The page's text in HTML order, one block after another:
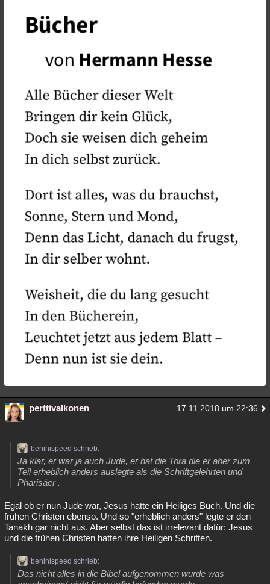
perttivalkonen 17.11.2018 um 22:36
benihispeed schrieb:
Ja klar, er war ja auch Jude, er hat die Tora die er aber zum
Teil erheblich anders auslegte als die Schriftgelehrten und
Pharisäer .
Egal ob er nun Jude war, Jesus hatte ein Heiliges Buch. Und die
frühen Christen ebenso. Und so "erheblich anders" legte er den
Tanakh gar nicht aus. Aber selbst das ist irrelevant dafür: Jesus
und die frühen Christen hatten ihre Heiligen Schriften.
benihispeed schrieb:
Das nicht alles in die Bibel aufgenommen wurde was